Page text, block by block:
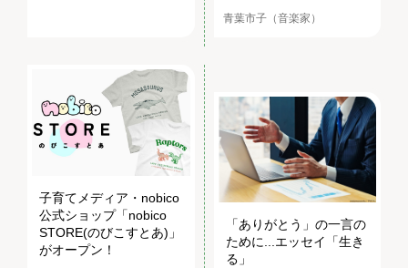
青葉市子（音楽家）
子育てメディア・nobico
公式ショップ「nobico
STORE(のびこすとあ)」
がオープン！
「ありがとう」の一言の
ために...エッセイ「生き
る」